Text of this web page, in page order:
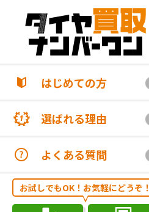
はじめての方
選ばれる理由
よくある質問
お試しでもOK！お気軽にどうぞ！